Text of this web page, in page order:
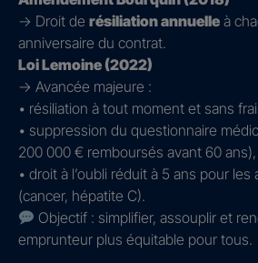
→ Droit de résiliation annuelle à
anniversaire du contrat.
Loi Lemoine (2022)
→ Avancée majeure :
• résiliation à tout moment et sans
• suppression du questionnaire
200 000 € remboursés avant 60 ans),
• droit à l’oubli réduit à 5 ans pour les
(cancer, hépatite C).
Objectif : simplifier, assouplir et
emprunteur plus équitable pour tous.